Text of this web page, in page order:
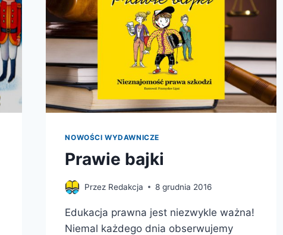
NOWOŚCI WYDAWNICZE
Prawie bajki
Przez Redakcja 8 grudnia 2016
Edukacja prawna jest niezwykle ważna!
Niemal każdego dnia obserwujemy